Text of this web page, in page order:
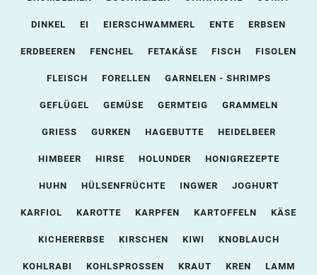
DINKEL EI EIERSCHWAMMERL ENTE ERBSEN
ERDBEEREN FENCHEL FETAKÄSE FISCH FISOLEN
FLEISCH FORELLEN GARNELEN - SHRIMPS
GEFLÜGEL GEMÜSE GERMTEIG GRAMMELN
GRIESS GURKEN HAGEBUTTE HEIDELBEER
HIMBEER HIRSE HOLUNDER HONIGREZEPTE
HUHN HÜLSENFRÜCHTE INGWER JOGHURT
KARFIOL KAROTTE KARPFEN KARTOFFELN KÄSE
KICHERERBSE KIRSCHEN KIWI KNOBLAUCH
KOHLRABI KOHLSPROSSEN KRAUT KREN LAMM